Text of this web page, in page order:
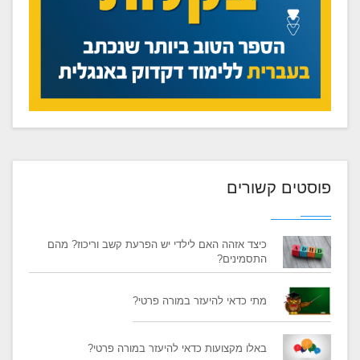
פוסטים קשורים
כיצד אזהה האם לילדי יש הפרעת קשב וריכוז? מהם
התסמינים?
מתי כדאי להיעזר במורה פרטי?
באלו מקצועות כדאי להיעזר במורה פרטי?